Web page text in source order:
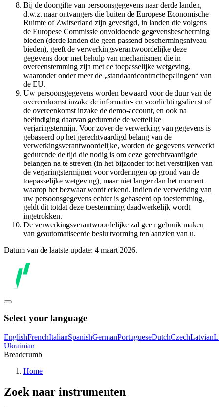
Bij de doorgifte van persoonsgegevens naar derde landen,
d.w.z. naar ontvangers die buiten de Europese Economische
Ruimte of Zwitserland zijn gevestigd, in landen die volgens
de Europese Commissie onvoldoende gegevensbescherming
bieden (derde landen die geen passend beschermingsniveau
bieden), geeft de verwerkingsverantwoordelijke deze
gegevens door met behulp van mechanismen die in
overeenstemming zijn met de toepasselijke wetgeving,
waaronder onder meer de „standaardcontractbepalingen“ van
de EU.
Uw persoonsgegevens worden bewaard voor de duur van de
overeenkomst inzake de informatie- en voorlichtingsdienst of
de overeenkomst inzake de demo-account, en ook na
beëindiging daarvan gedurende de wettelijke
verjaringstermijn. Voor zover de verwerking van gegevens is
gebaseerd op het gerechtvaardigd belang van de
verwerkingsverantwoordelijke, worden de gegevens verwerkt
gedurende de tijd die nodig is om deze gerechtvaardigde
belangen na te streven (in het bijzonder tot het verstrijken van
de verjaringstermijnen voor vorderingen op grond van de
toepasselijke wetgeving), maar niet langer dan het moment
waarop het bezwaar wordt erkend. Indien de verwerking van
uw persoonsgegevens echter is gebaseerd op toestemming,
geldt dit totdat deze toestemming daadwerkelijk wordt
ingetrokken.
De verwerkingsverantwoordelijke zal geen gebruik maken
van geautomatiseerde besluitvorming ten aanzien van u.
Datum van de laatste update: 4 maart 2026.
Select your language
EnglishFrenchItalianSpanishGermanPortugueseDutchCzechLatvian
Ukrainian
Breadcrumb
Home
Zoek naar instrumenten